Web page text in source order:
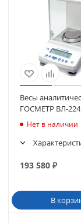
Весы
ГОСМЕТР ВЛ-
Нет в наличии
193 580 ₽
В